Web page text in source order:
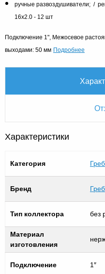
ручные развоздушиватели; /
16х2.0 - 12 шт
Подключение 1", Межосевое
выходами: 50 мм Подробнее
Характеристики
Категория
Бренд
Тип коллектора без
Материал
изготовления
Подключение 1″